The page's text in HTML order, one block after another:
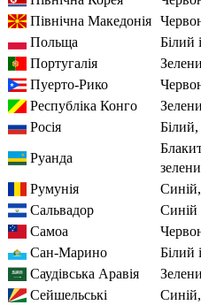
Північна Македонія
Польща
Португалія
Пуерто-Рико
Республіка Конго
Росія
Руанда
блакитний, жовтий і
Румунія
Сальвадор
Самоа
Сан-Марино
Саудівська Аравія
Сейшельські
синій, жовтий, червоний,